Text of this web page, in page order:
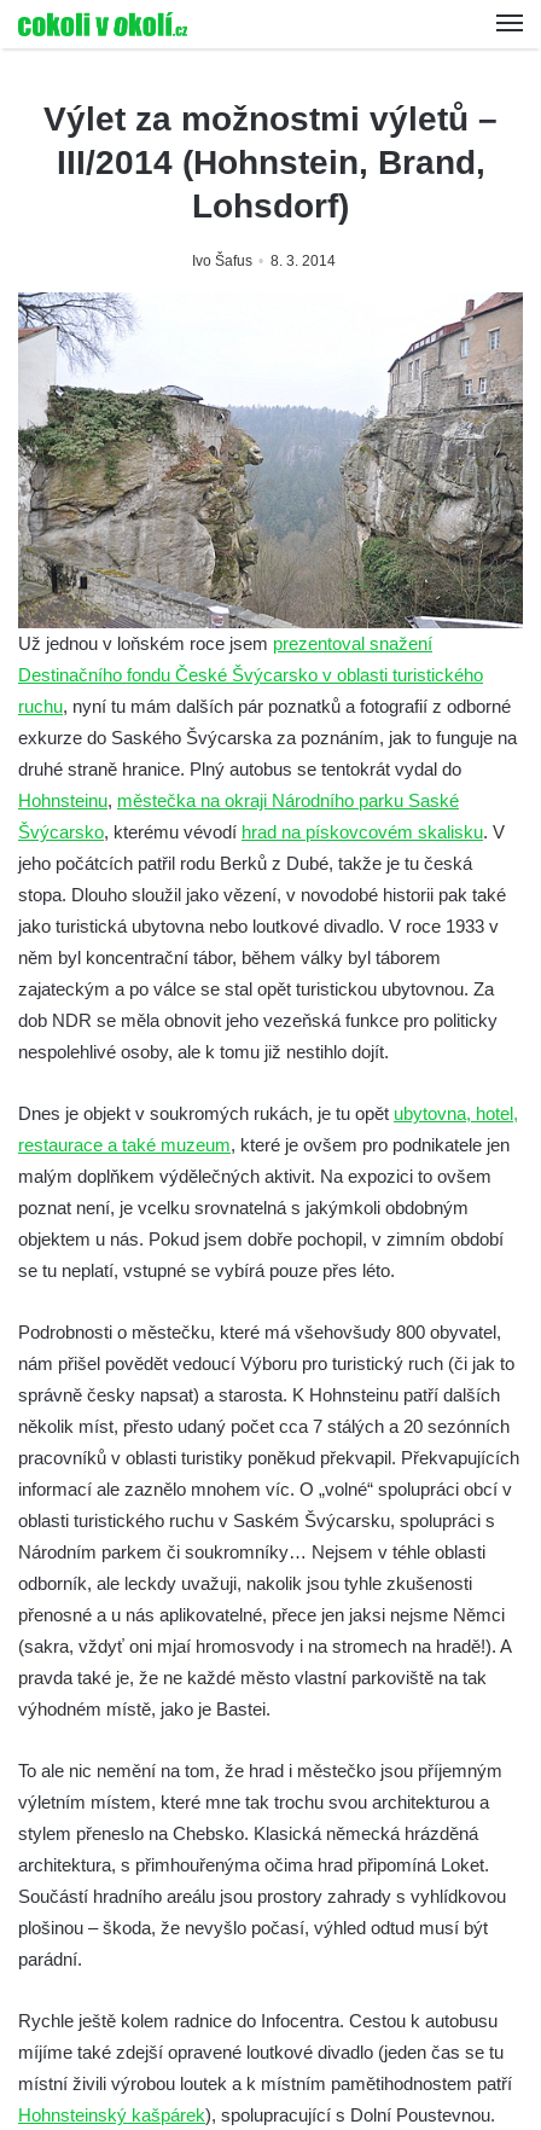
Výlet za možnostmi výletů –
III/2014 (Hohnstein, Brand,
Lohsdorf)
Ivo Šafus 8. 3. 2014
Už jednou v loňském roce jsem prezentoval snažení
Destinačního fondu České Švýcarsko v oblasti turistického
ruchu, nyní tu mám dalších pár poznatků a fotografií z odborné
exkurze do Saského Švýcarska za poznáním, jak to funguje na
druhé straně hranice. Plný autobus se tentokrát vydal do
Hohnsteinu, městečka na okraji Národního parku Saské
Švýcarsko, kterému vévodí hrad na pískovcovém skalisku. V
jeho počátcích patřil rodu Berků z Dubé, takže je tu česká
stopa. Dlouho sloužil jako vězení, v novodobé historii pak také
jako turistická ubytovna nebo loutkové divadlo. V roce 1933 v
něm byl koncentrační tábor, během války byl táborem
zajateckým a po válce se stal opět turistickou ubytovnou. Za
dob NDR se měla obnovit jeho vezeňská funkce pro politicky
nespolehlivé osoby, ale k tomu již nestihlo dojít.
Dnes je objekt v soukromých rukách, je tu opět ubytovna, hotel,
restaurace a také muzeum, které je ovšem pro podnikatele jen
malým doplňkem výdělečných aktivit. Na expozici to ovšem
poznat není, je vcelku srovnatelná s jakýmkoli obdobným
objektem u nás. Pokud jsem dobře pochopil, v zimním období
se tu neplatí, vstupné se vybírá pouze přes léto.
Podrobnosti o městečku, které má všehovšudy 800 obyvatel,
nám přišel povědět vedoucí Výboru pro turistický ruch (či jak to
správně česky napsat) a starosta. K Hohnsteinu patří dalších
několik míst, přesto udaný počet cca 7 stálých a 20 sezónních
pracovníků v oblasti turistiky poněkud překvapil. Překvapujících
informací ale zaznělo mnohem víc. O „volné“ spolupráci obcí v
oblasti turistického ruchu v Saském Švýcarsku, spolupráci s
Národním parkem či soukromníky… Nejsem v téhle oblasti
odborník, ale leckdy uvažuji, nakolik jsou tyhle zkušenosti
přenosné a u nás aplikovatelné, přece jen jaksi nejsme Němci
(sakra, vždyť oni mjaí hromosvody i na stromech na hradě!). A
pravda také je, že ne každé město vlastní parkoviště na tak
výhodném místě, jako je Bastei.
To ale nic nemění na tom, že hrad i městečko jsou příjemným
výletním místem, které mne tak trochu svou architekturou a
stylem přeneslo na Chebsko. Klasická německá hrázděná
architektura, s přimhouřenýma očima hrad připomíná Loket.
Součástí hradního areálu jsou prostory zahrady s vyhlídkovou
plošinou – škoda, že nevyšlo počasí, výhled odtud musí být
parádní.
Rychle ještě kolem radnice do Infocentra. Cestou k autobusu
míjíme také zdejší opravené loutkové divadlo (jeden čas se tu
místní živili výrobou loutek a k místním pamětihodnostem patří
Hohnsteinský kašpárek), spolupracující s Dolní Poustevnou.